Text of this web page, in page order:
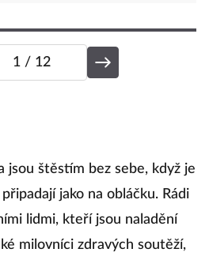
1 / 12
jsou štěstím bez sebe, když je
jako na obláčku. Rádi
lidmi, kteří jsou naladění
milovníci zdravých soutěží,